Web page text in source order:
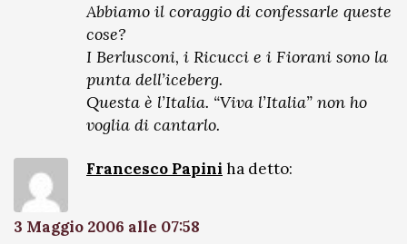
Abbiamo il coraggio di confessarle queste
cose?
I Berlusconi, i Ricucci e i Fiorani sono la
punta dell’iceberg.
Questa è l’Italia. “Viva l’Italia” non ho
voglia di cantarlo.
Francesco Papini ha detto:
3 Maggio 2006 alle 07:58